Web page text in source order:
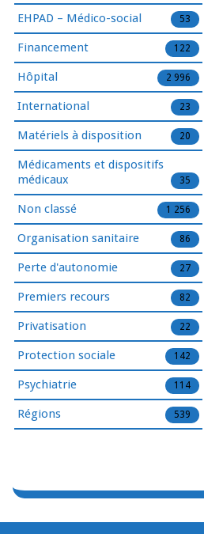
EHPAD – Médico-social 53
Financement 122
Hôpital 2 996
International 23
Matériels à disposition 20
Médicaments et dispositifs
médicaux
35
Non classé 1 256
Organisation sanitaire 86
Perte d'autonomie 27
Premiers recours 82
Privatisation 22
Protection sociale 142
Psychiatrie 114
Régions 539